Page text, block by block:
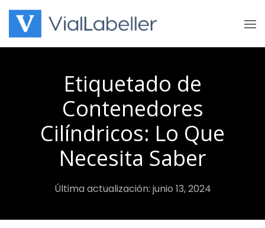
Skip
content
Etiquetado de
Contenedores
Cilíndricos: Lo Que
Necesita Saber
Última actualización: junio 13, 2024